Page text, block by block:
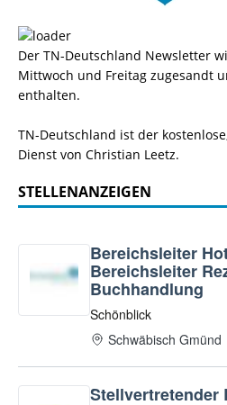
Der TN-Deutschland Newsletter
Mittwoch und Freitag zugesandt
enthalten.
TN-Deutschland ist der
Dienst von Christian Leetz.
STELLENANZEIGEN